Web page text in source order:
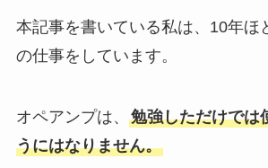
本記事を書いている私は、10年ほ
の仕事をしています。
オペアンプは、 勉強しただけでは
うにはなりません。